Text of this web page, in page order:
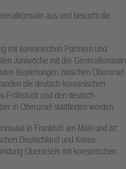
aus und besucht die
mit koreanischen Partnern und
Juniwoche mit der Generalkonsulin
Beziehungen zwischen Oberursel
die deutsch-koreanischen
Frühstück und den deutsch-
in Oberursel stattfinden werden.
in Frankfurt am Main und ist
Deutschland und Korea
Oberursels mit koreanischen